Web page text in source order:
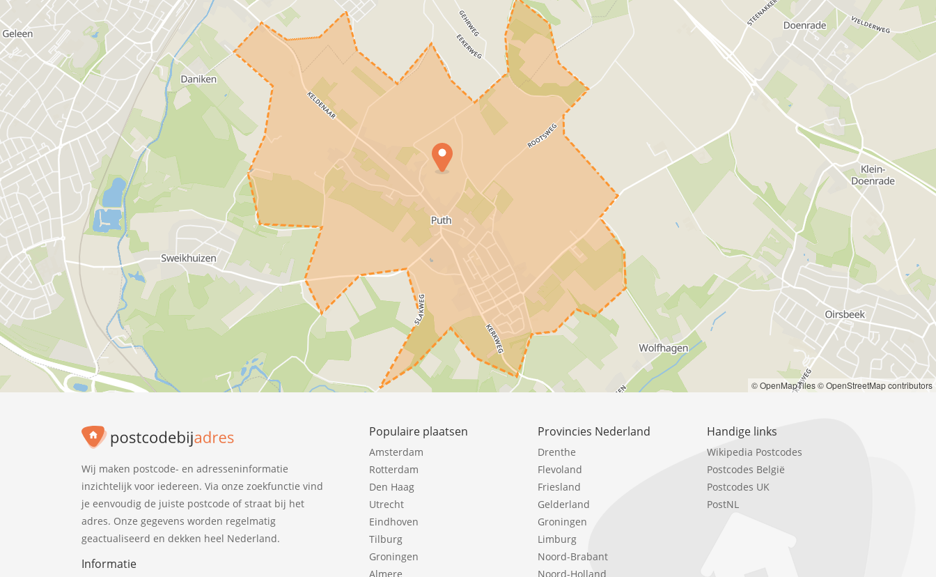
© OpenMapTiles© OpenStreetMap contributors
Wij maken postcode- en adresseninformatie
inzichtelijk voor iedereen. Via onze zoekfunctie vind
je eenvoudig de juiste postcode of straat bij het
adres. Onze gegevens worden regelmatig
geactualiseerd en dekken heel Nederland.
Informatie
Populaire plaatsen
Amsterdam
Rotterdam
Den Haag
Utrecht
Eindhoven
Tilburg
Groningen
Almere
Provincies Nederland
Drenthe
Flevoland
Friesland
Gelderland
Groningen
Limburg
Noord-Brabant
Noord-Holland
Handige links
Wikipedia Postcodes
Postcodes België
Postcodes UK
PostNL